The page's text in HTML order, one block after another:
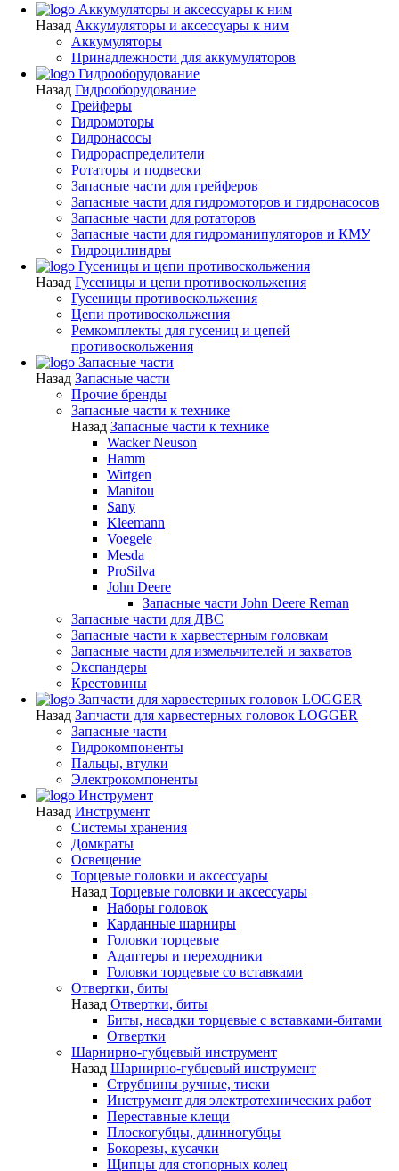
Аккумуляторы и аксессуары к ним
Назад Аккумуляторы и аксессуары к ним
Аккумуляторы
Принадлежности для аккумуляторов
Гидрооборудование
Назад Гидрооборудование
Грейферы
Гидромоторы
Гидронасосы
Гидрораспределители
Ротаторы и подвески
Запасные части для грейферов
Запасные части для гидромоторов и гидронасосов
Запасные части для ротаторов
Запасные части для гидроманипуляторов и КМУ
Гидроцилиндры
Гусеницы и цепи противоскольжения
Назад Гусеницы и цепи противоскольжения
Гусеницы противоскольжения
Цепи противоскольжения
Ремкомплекты для гусениц и цепей
противоскольжения
Запасные части
Назад Запасные части
Прочие бренды
Запасные части к технике
Назад Запасные части к технике
Wacker Neuson
Hamm
Wirtgen
Manitou
Sany
Kleemann
Voegele
Mesda
ProSilva
John Deere
Запасные части John Deere Reman
Запасные части для ДВС
Запасные части к харвестерным головкам
Запасные части для измельчителей и захватов
Экспандеры
Крестовины
Запчасти для харвестерных головок LOGGER
Назад Запчасти для харвестерных головок LOGGER
Запасные части
Гидрокомпоненты
Пальцы, втулки
Электрокомпоненты
Инструмент
Назад Инструмент
Системы хранения
Домкраты
Освещение
Торцевые головки и аксессуары
Назад Торцевые головки и аксессуары
Наборы головок
Карданные шарниры
Головки торцевые
Адаптеры и переходники
Головки торцевые со вставками
Отвертки, биты
Назад Отвертки, биты
Биты, насадки торцевые с вставками-битами
Отвертки
Шарнирно-губцевый инструмент
Назад Шарнирно-губцевый инструмент
Струбцины ручные, тиски
Инструмент для электротехнических работ
Переставные клещи
Плоскогубцы, длинногубцы
Бокорезы, кусачки
Щипцы для стопорных колец